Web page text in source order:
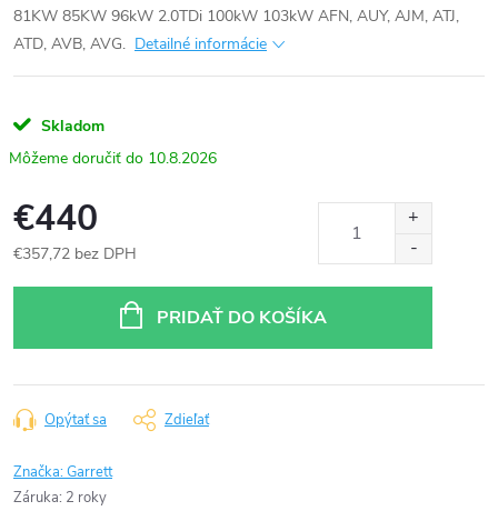
81KW 85KW 96kW 2.0TDi 100kW 103kW AFN, AUY, AJM, ATJ,
ATD, AVB, AVG. Detailné informácie
Skladom
10.8.2026
€440
€357,72 bez DPH
PRIDAŤ DO KOŠÍKA
Opýtať sa Zdieľať
Značka:Garrett
Záruka: 2 roky